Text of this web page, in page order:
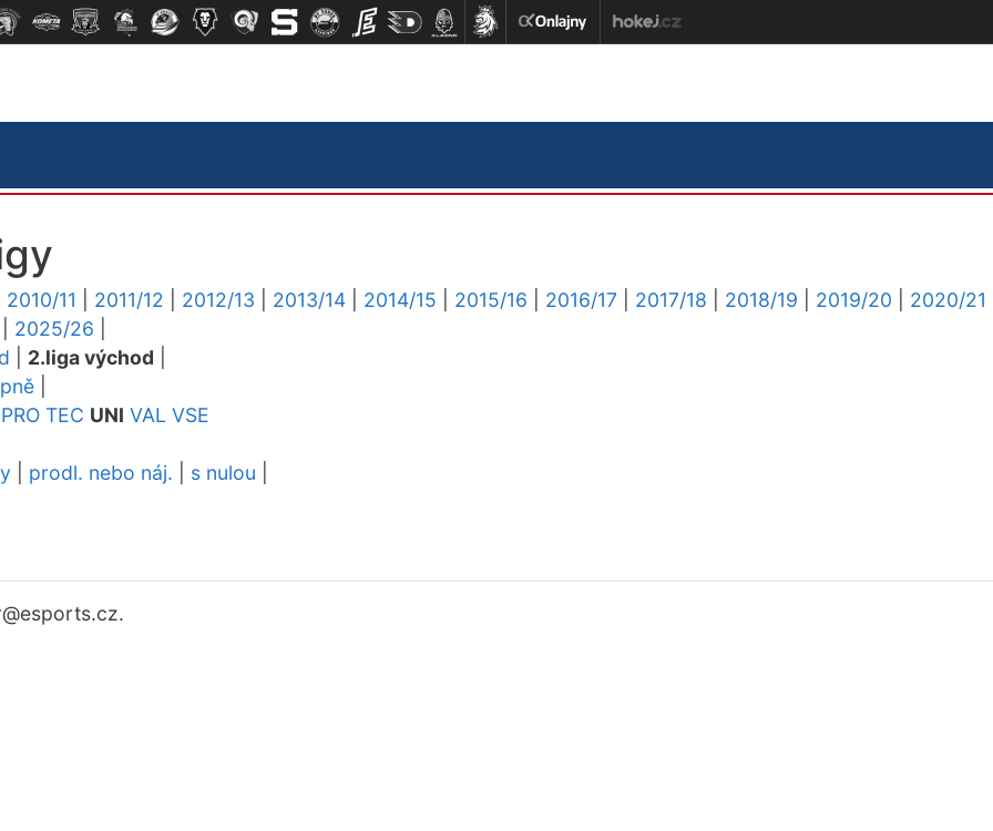
2010/11 2011/12 2012/13 2013/14 2014/15 2015/16 2016/17 2017/18 2018/19 2019/20
2020/21
2025/26
2.liga východ
PRO TEC UNI VAL VSE
prodl. nebo náj. s nulou
@esports.cz.